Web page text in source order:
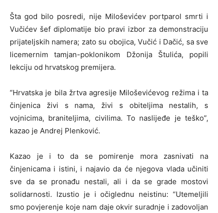
Šta god bilo posredi, nije Miloševićev portparol smrti i
Vučićev šef diplomatije bio pravi izbor za demonstraciju
prijateljskih namera; zato su obojica, Vučić i Dačić, sa sve
licemernim tamjan-poklonikom Džonija Štulića, popili
lekciju od hrvatskog premijera.
“Hrvatska je bila žrtva agresije Miloševićevog režima i ta
činjenica živi s nama, živi s obiteljima nestalih, s
vojnicima, braniteljima, civilima. To naslijeđe je teško”,
kazao je Andrej Plenković.
Kazao je i to da se pomirenje mora zasnivati na
činjenicama i istini, i najavio da će njegova vlada učiniti
sve da se pronađu nestali, ali i da se grade mostovi
solidarnosti. Izustio je i očiglednu neistinu: “Utemeljili
smo povjerenje koje nam daje okvir suradnje i zadovoljan